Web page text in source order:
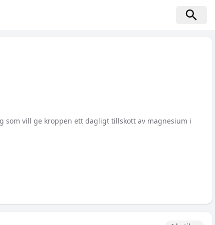
som vill ge kroppen ett dagligt tillskott av magnesium i